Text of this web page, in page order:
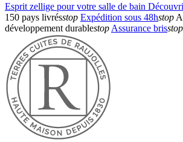
Esprit zellige pour votre salle de bain
150 pays livrésstop Expédition sous 48hstop
développement durablestop Assurance brisstop